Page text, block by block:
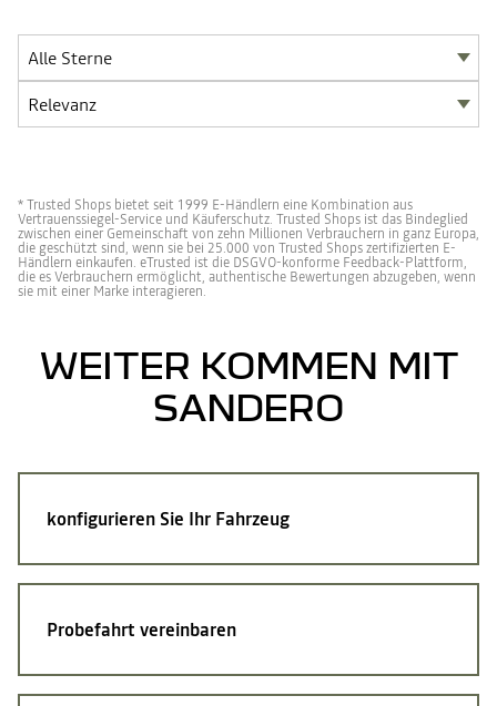
* Trusted Shops bietet seit 1999 E-Händlern eine Kombination aus
Vertrauenssiegel-Service und Käuferschutz. Trusted Shops ist das Bindeglied
zwischen einer Gemeinschaft von zehn Millionen Verbrauchern in ganz Europa,
die geschützt sind, wenn sie bei 25.000 von Trusted Shops zertifizierten E-
Händlern einkaufen. eTrusted ist die DSGVO-konforme Feedback-Plattform,
die es Verbrauchern ermöglicht, authentische Bewertungen abzugeben, wenn
sie mit einer Marke interagieren.
WEITER KOMMEN MIT
SANDERO
konfigurieren Sie Ihr Fahrzeug
Probefahrt vereinbaren